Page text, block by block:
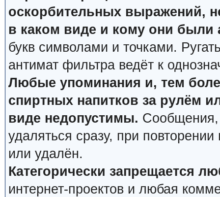
оскорбительных выражений,
в каком виде и кому они были
букв символами и точками.
антимат фильтра ведёт к
Любые упоминания и, тем
спиртных напитков за рулём
виде недопустимы. Сообщения,
удаляться сразу, при
или удалён.
Категорически запрещается
интернет-проектов и любая